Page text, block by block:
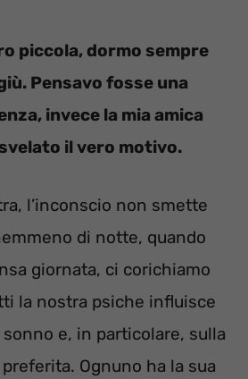
piccola, dormo sempre
Pensavo fosse una
invece la mia amica
il vero motivo.
l’inconscio non smette
di notte, quando
giornata, ci corichiamo
la nostra psiche influisce
e, in particolare, sulla
Ognuno ha la sua